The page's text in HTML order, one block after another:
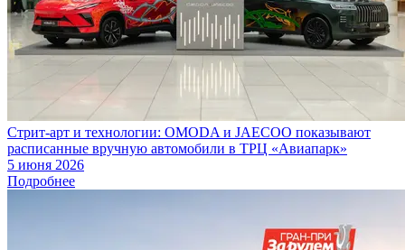
Стрит-арт и технологии: OMODA и JAECOO показывают
расписанные вручную автомобили в ТРЦ «Авиапарк»
5 июня 2026
Подробнее